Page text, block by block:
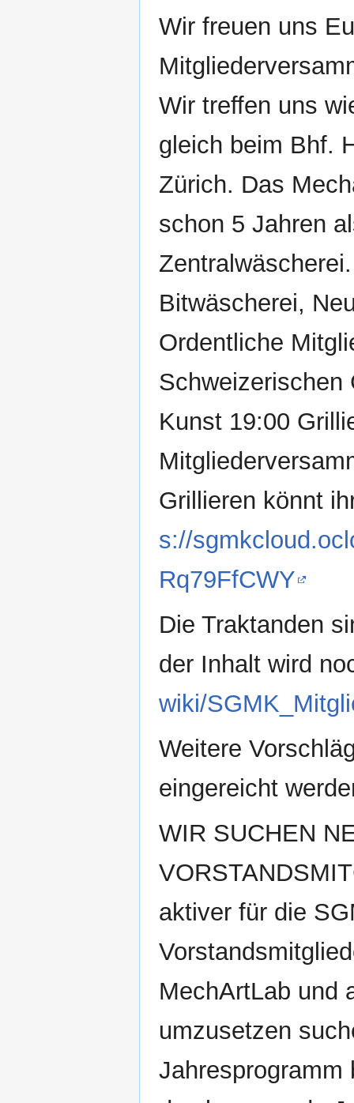
Wir freuen uns
Wir treffen uns
gleich beim Bhf.
Zürich. Das
schon 5 Jahren
Bitwäscherei,
Ordentliche
Schweizerischen
Kunst 19:00
Grillieren könnt
s://
Rq79FfCWY
Die Traktanden
der Inhalt wird
wiki/
Weitere
eingereicht
WIR SUCHEN
aktiver für die
MechArtLab und
umzusetzen
Jahresprogramm